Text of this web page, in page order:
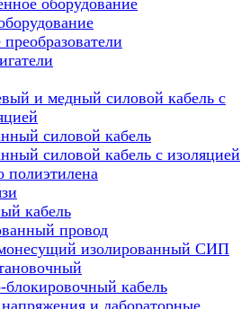
оборудование
и медный силовой кабель с
силовой кабель
силовой кабель с изоляцией
полиэтилена
кабель
провод
изолированный СИП
блокировочный кабель
и лабораторные